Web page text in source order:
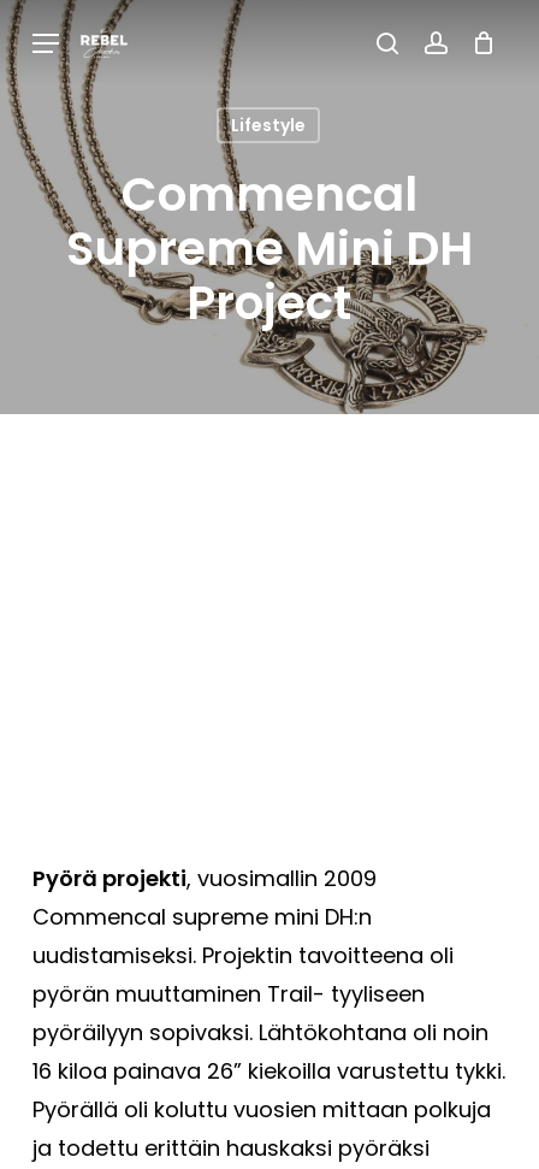
Skip
to
main
content
Menu Cart Close
Lifestyle
Commencal
Supreme Mini DH
Project
Pyörä projekti, vuosimallin 2009
Commencal supreme mini DH:n
uudistamiseksi. Projektin tavoitteena oli
pyörän muuttaminen Trail- tyyliseen
pyöräilyyn sopivaksi. Lähtökohtana oli noin
16 kiloa painava 26” kiekoilla varustettu tykki.
Pyörällä oli koluttu vuosien mittaan polkuja
ja todettu erittäin hauskaksi pyöräksi